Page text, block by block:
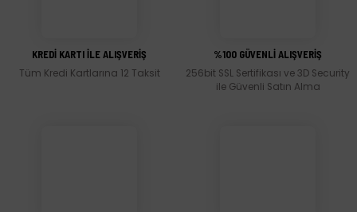
Ürün bilgilerinde hatalar bulunuyor.
Ürün fiyatı diğer sitelerden daha pahalı.
KREDİ KARTI İLE ALIŞVERİŞ
Tüm Kredi Kartlarına 12 Taksit
%100 GÜVENLİ ALIŞVERİŞ
256bit SSL Sertifikası ve 3D Security
ile Güvenli Satın Alma